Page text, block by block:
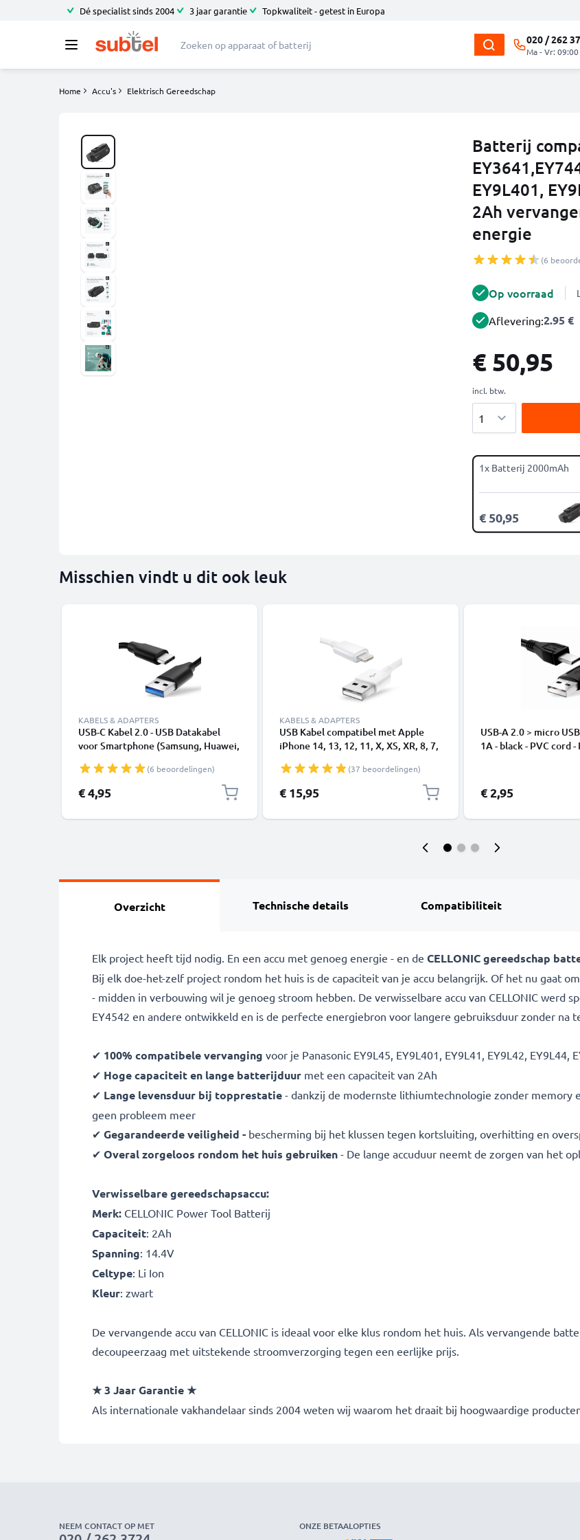
Dé specialist sinds 2004 3 jaar garantie Topkwaliteit - getest in Europa
020 / 262
Ma - Vr:
Home Accu's Elektrisch Gereedschap
Batterij
EY9L401,
2Ah
energie
(6
Op voorraad
Aflevering:2.95 €
€ 50,95
incl. btw.
1x Batterij 2000mAh
€ 50,95
Misschien vindt u dit ook leuk
KABELS & ADAPTERS
USB-C Kabel 2.0 - USB Datakabel
voor Smartphone (Samsung, Huawei,
Panasonic Lumix, Sony, GoPro) -
1,0m 3A Oplaadkabel USB C Stekker
(6 beoordelingen)
€ 4,95
KABELS & ADAPTERS
USB Kabel compatibel met Apple
iPhone 14, 13, 12, 11, X, XS, XR, 8, 7,
(37 beoordelingen)
€ 15,95
USB-A 2.0 > micro
1A - black - PVC cord -
€ 2,95
Overzicht Technische details Compatibiliteit
Elk project heeft tijd nodig. En een accu met genoeg energie - en de CELLONIC gereedschap
Bij elk doe-het-zelf project rondom het huis is de capaciteit van je accu belangrijk. Of het nu gaat
- midden in verbouwing wil je genoeg stroom hebben. De verwisselbare accu van CELLONIC werd
EY4542 en andere ontwikkeld en is de perfecte energiebron voor langere gebruiksduur zonder na
✔ 100% compatibele vervanging voor je Panasonic EY9L45, EY9L401, EY9L41, EY9L42, EY9L44,
✔ Hoge capaciteit en lange batterijduur met een capaciteit van 2Ah
✔ Lange levensduur bij topprestatie - dankzij de modernste lithiumtechnologie zonder memory
geen probleem meer
✔ Gegarandeerde veiligheid - bescherming bij het klussen tegen kortsluiting, overhitting en
✔ Overal zorgeloos rondom het huis gebruiken - De lange accuduur neemt de zorgen van het
Verwisselbare gereedschapsaccu:
Merk: CELLONIC Power Tool Batterij
Capaciteit: 2Ah
Spanning: 14.4V
Celtype: Li Ion
Kleur: zwart
De vervangende accu van CELLONIC is ideaal voor elke klus rondom het huis. Als vervangende
decoupeerzaag met uitstekende stroomverzorging tegen een eerlijke prijs.
★ 3 Jaar Garantie ★
Als internationale vakhandelaar sinds 2004 weten wij waarom het draait bij hoogwaardige
NEEM CONTACT OP MET ONZE BETAALOPTIES